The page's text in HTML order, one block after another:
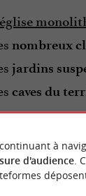
nombreux
jardins
caves du
nous dans
à
d'audience.